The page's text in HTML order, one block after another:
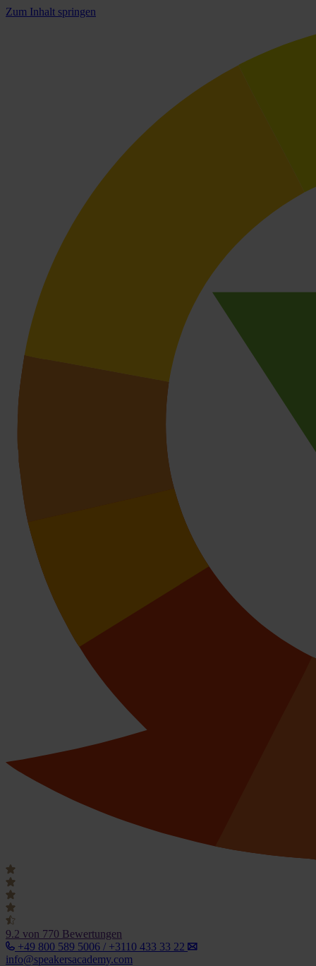
Zum Inhalt springen
9.2 von 770 Bewertungen
+49 800 589 5006 / +3110 433 33 22
info@speakersacademy.com